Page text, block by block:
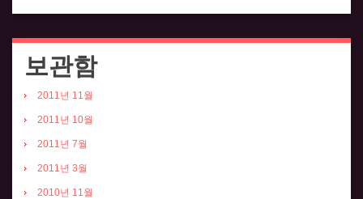
보관함
2011년 11월
2011년 10월
2011년 7월
2011년 3월
2010년 11월